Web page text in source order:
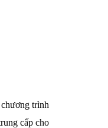
trình
cấp cho